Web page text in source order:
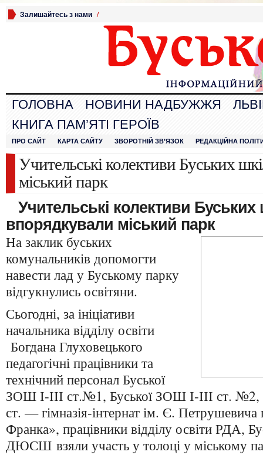
Залишайтесь з нами /
ГОЛОВНА НОВИНИ НАДБУЖЖЯ
КНИГА ПАМ’ЯТІ ГЕРОЇВ
ПРО САЙТ КАРТА САЙТУ ЗВОРОТНІЙ ЗВ’ЯЗОК РЕДАКЦІЙНА
Учительські колективи Буських
міський парк
Учительські колективи Буських
впорядкували міський парк
На заклик буських
комунальників допомогти
навести лад у Буському парку
відгукнулись освітяни.
Сьогодні, за ініціативи
начальника відділу освіти
Богдана Глуховецького
педагогічні працівники та
технічний персонал Буської
ЗОШ І-ІІІ ст.№1, Буської ЗОШ І-ІІІ ст.
ст. — гімназія-інтернат ім. Є.
Франка», працівники відділу освіти РДА,
ДЮСШ взяли участь у толоці у міському